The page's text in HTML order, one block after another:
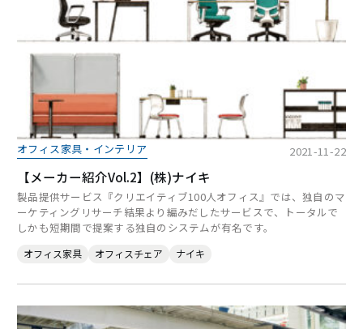
オフィス家具・インテリア 2021-11-22
【メーカー紹介Vol.2】(株)ナイキ
製品提供サービス『クリエイティブ100人オフィス』では、独自のマ
ーケティングリサーチ結果より編みだしたサービスで、トータルで
しかも短期間で提案する独自のシステムが有名です。
オフィス家具 オフィスチェア ナイキ